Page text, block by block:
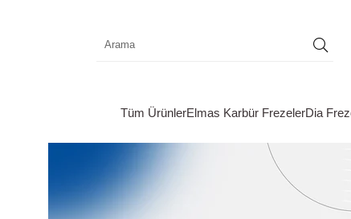
Tüm ÜrünlerElmas Karbür FrezelerDia